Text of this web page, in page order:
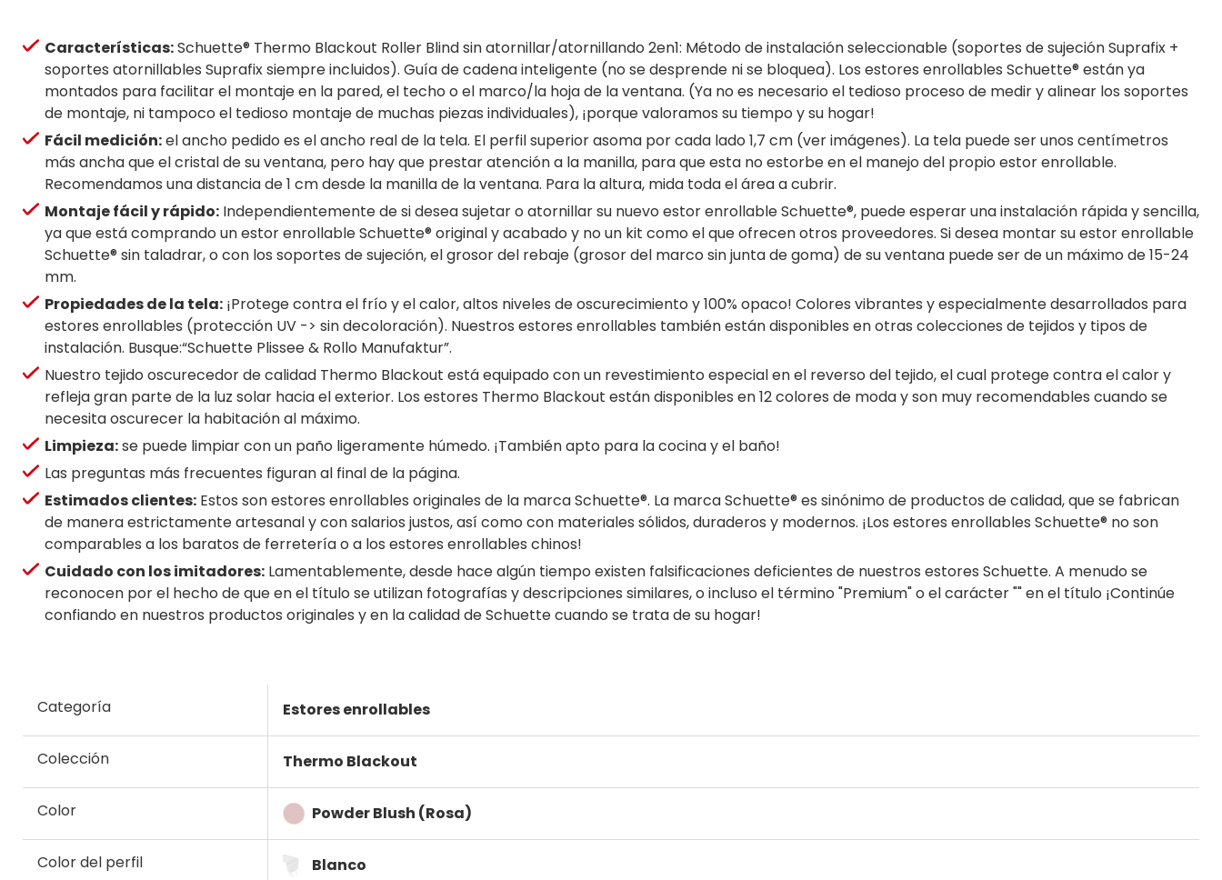
Características:Schuette® Thermo Blackout Roller Blind sin atornillar/atornillando 2en1: Método de instalación seleccionable (soportes de sujeción Suprafix +
soportes atornillables Suprafix siempre incluidos). Guía de cadena inteligente (no se desprende ni se bloquea). Los estores enrollables Schuette® están ya
montados para facilitar el montaje en la pared, el techo o el marco/la hoja de la ventana. (Ya no es necesario el tedioso proceso de medir y alinear los soportes
de montaje, ni tampoco el tedioso montaje de muchas piezas individuales), ¡porque valoramos su tiempo y su hogar!
Fácil medición:el ancho pedido es el ancho real de la tela. El perfil superior asoma por cada lado 1,7 cm (ver imágenes). La tela puede ser unos centímetros
más ancha que el cristal de su ventana, pero hay que prestar atención a la manilla, para que esta no estorbe en el manejo del propio estor enrollable.
Recomendamos una distancia de 1 cm desde la manilla de la ventana. Para la altura, mida toda el área a cubrir.
Montaje fácil y rápido: Independientemente de si desea sujetar o atornillar su nuevo estor enrollable Schuette®, puede esperar una instalación rápida y sencilla,
ya que está comprando un estor enrollable Schuette® original y acabado y no un kit como el que ofrecen otros proveedores. Si desea montar su estor enrollable
Schuette® sin taladrar, o con los soportes de sujeción, el grosor del rebaje (grosor del marco sin junta de goma) de su ventana puede ser de un máximo de 15-24
mm.
Propiedades de la tela: ¡Protege contra el frío y el calor, altos niveles de oscurecimiento y 100% opaco! Colores vibrantes y especialmente desarrollados para
estores enrollables (protección UV -> sin decoloración). Nuestros estores enrollables también están disponibles en otras colecciones de tejidos y tipos de
instalación. Busque:“Schuette Plissee & Rollo Manufaktur”.
Nuestro tejido oscurecedor de calidad Thermo Blackout está equipado con un revestimiento especial en el reverso del tejido, el cual protege contra el calor y
refleja gran parte de la luz solar hacia el exterior. Los estores Thermo Blackout están disponibles en 12 colores de moda y son muy recomendables cuando se
necesita oscurecer la habitación al máximo.
Limpieza:se puede limpiar con un paño ligeramente húmedo. ¡También apto para la cocina y el baño!
Las preguntas más frecuentes figuran al final de la página.
Estimados clientes: Estos son estores enrollables originales de la marca Schuette®. La marca Schuette® es sinónimo de productos de calidad, que se fabrican
de manera estrictamente artesanal y con salarios justos, así como con materiales sólidos, duraderos y modernos. ¡Los estores enrollables Schuette® no son
comparables a los baratos de ferretería o a los estores enrollables chinos!
Cuidado con los imitadores: Lamentablemente, desde hace algún tiempo existen falsificaciones deficientes de nuestros estores ​​Schuette. A menudo se
reconocen por el hecho de que en el título se utilizan fotografías y descripciones similares, o incluso el término "Premium" o el carácter "" en el título ¡Continúe
confiando en nuestros productos originales y en la calidad de Schuette cuando se trata de su hogar!
Categoría Estores enrollables
Colección Thermo Blackout
Color Powder Blush (Rosa)
Color del perfil Blanco